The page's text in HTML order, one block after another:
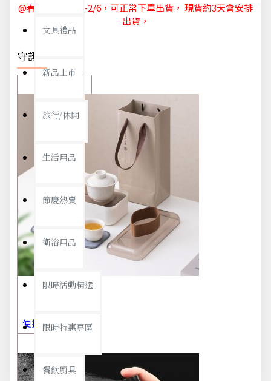
文具禮品
新品上市
旅行/休閒
生活用品
節慶熱賣
衛浴用品
限時活動精選
限時特惠專區
餐飲廚具
@春節休節 1/29~2/6，可正常下單出貨， 現貨約3天會安排
出貨，
守護你我
便攜旅行茶具組 茶杯 茶壺 陶瓷杯 泡茶組 茶具套裝 伴手禮 禮盒 禮品